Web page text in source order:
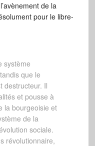
de la
pour le libre-
système
que le
destructeur. Il
et pousse à
la bourgeoisie et
de la
sociale.
révolutionnaire,